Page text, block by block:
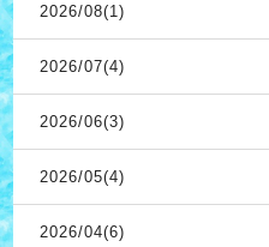
2026/08(1)
2026/07(4)
2026/06(3)
2026/05(4)
2026/04(6)